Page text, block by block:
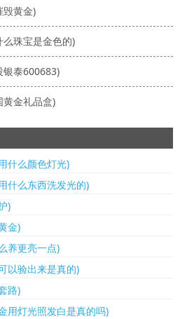
毁黄金)
珠宝是金色的)
银泰600683)
黄金礼品盒)
什么颜色灯光)
什么东西洗发光的)
)
金)
养更亮一点)
以验出来是真的)
路)
用灯光照发白是真的吗)